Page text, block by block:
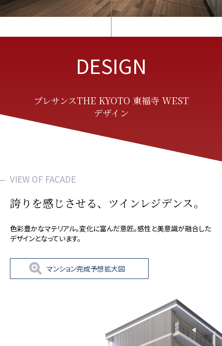
DESIGN
プレサンスTHE KYOTO 東福寺 WEST
デザイン
VIEW OF FACADE
誇りを感じさせる、ツインレジデンス。
色彩豊かなマテリアル。変化に富んだ意匠。感性と美意識が融合した
デザインとなっています。
マンション完成予想拡大図